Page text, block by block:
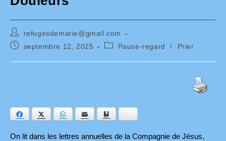
Auteur/autrice
de
la
publication :
refugesdemarie@gmail.com
Publication
septembre 12, 2025
PostPause-regard / Prier
Facebook Twitter WhatsAppE-mail
On lit dans les lettres annuelles de la Compagnie de Jésus,